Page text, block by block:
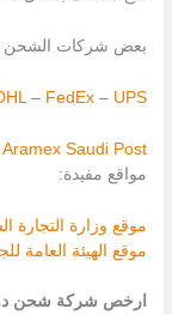
بعض شركات الشحن
– FedEx – UPS
Aramex Saudi Post
مواقع مفيدة:
موقع وزارة التجارة
موقع الهيئة العامة
ارخص شركة شحن